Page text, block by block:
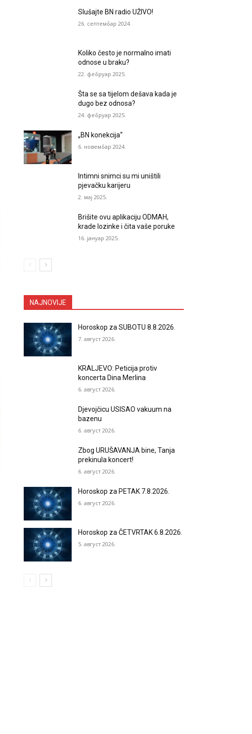
Slušajte BN radio UŽIVO!
26. септембар 2024.
Koliko često je normalno imati
odnose u braku?
22. фебруар 2025.
Šta se sa tijelom dešava kada je
dugo bez odnosa?
24. фебруар 2025.
„BN konekcija“
6. новембар 2024.
Intimni snimci su mi uništili
pjevačku karijeru
2. мај 2025.
Brišite ovu aplikaciju ODMAH,
krade lozinke i čita vaše poruke
16. јануар 2025.
NAJNOVIJE
Horoskop za SUBOTU 8.8.2026.
7. август 2026.
KRALJEVO: Peticija protiv
koncerta Dina Merlina
6. август 2026.
Djevojčicu USISAO vakuum na
bazenu
6. август 2026.
Zbog URUŠAVANJA bine, Tanja
prekinula koncert!
6. август 2026.
Horoskop za PETAK 7.8.2026.
6. август 2026.
Horoskop za ČETVRTAK 6.8.2026.
5. август 2026.